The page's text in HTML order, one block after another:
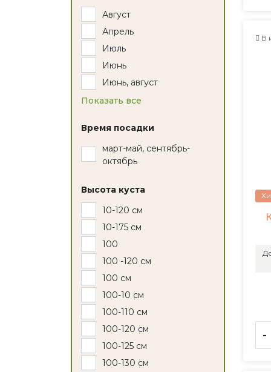
Плетистая
Полиантовая
Почвопокровная
Спрей
Среднецветковая
Травянистый
Шраб
Август
Апрель
Июль
Июнь
Июнь, август
Показать все
Время посадки
март-май, сентябрь-
октябрь
Высота куста
10-120 см
10-175 см
100
100 -120 см
100 см
100-10 см
100-110 см
100-120 см
100-125 см
100-130 см
В
-